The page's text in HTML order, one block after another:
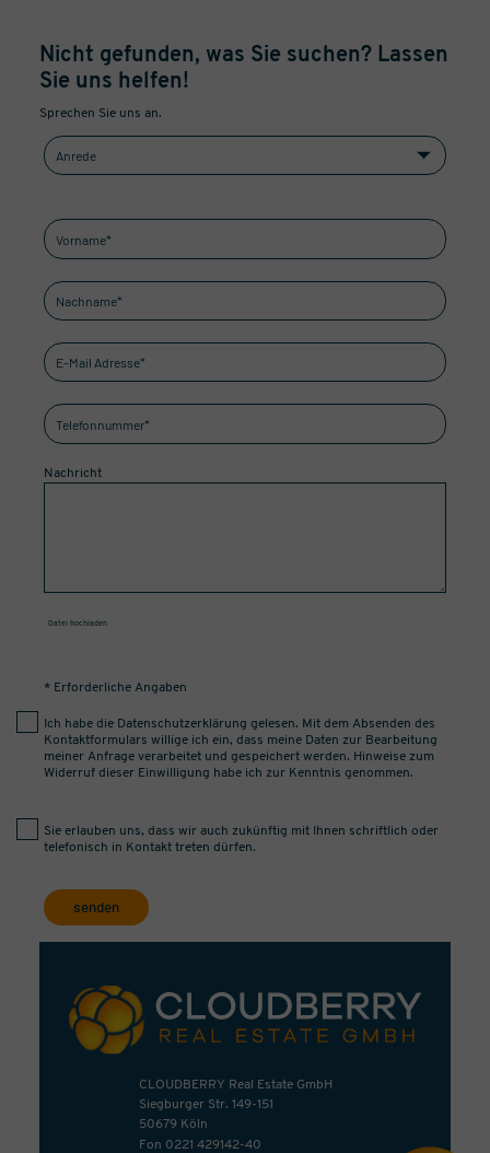
Nicht gefunden, was Sie suchen? Lassen
Sie uns helfen!
Sprechen Sie uns an.
Nachricht
Datei hochladen
* Erforderliche Angaben
Ich habe die Datenschutzerklärung gelesen. Mit dem Absenden des
Kontaktformulars willige ich ein, dass meine Daten zur Bearbeitung
meiner Anfrage verarbeitet und gespeichert werden. Hinweise zum
Widerruf dieser Einwilligung habe ich zur Kenntnis genommen.
Sie erlauben uns, dass wir auch zukünftig mit Ihnen schriftlich oder
telefonisch in Kontakt treten dürfen.
senden
CLOUDBERRY Real Estate GmbH
Siegburger Str. 149-151
50679 Köln
Fon 0221 429142-40